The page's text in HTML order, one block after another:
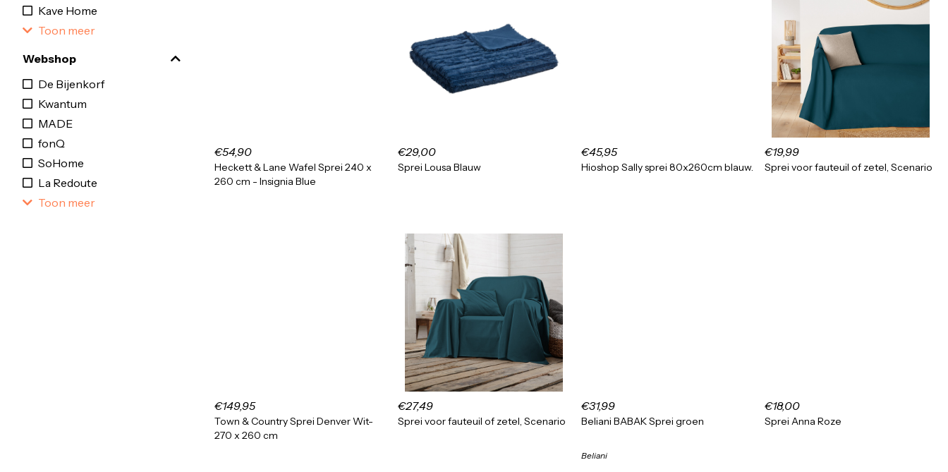
Kave Home
Toon meer
Webshop
De Bijenkorf
Kwantum
MADE
fonQ
SoHome
La Redoute
Toon meer
€54,90
Heckett & Lane Wafel Sprei 240 x
260 cm - Insignia Blue
€29,00
Sprei Lousa Blauw
€45,95
Hioshop Sally sprei 80x260cm blauw.
€19,99
Sprei voor fauteuil of zetel, Scenario
€149,95
Town & Country Sprei Denver Wit-
270 x 260 cm
€27,49
Sprei voor fauteuil of zetel, Scenario
€31,99
Beliani BABAK Sprei groen
Beliani
€18,00
Sprei Anna Roze